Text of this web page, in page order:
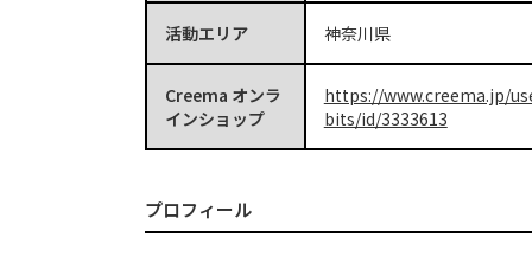
活動エリア 神奈川県
Creema オンラ
インショップ
https://www.creema.jp/
bits/id/3333613
プロフィール